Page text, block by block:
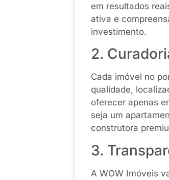
em resultados
ativa e
investimento.
2.
Cada imóvel no
qualidade,
oferecer apenas
seja um
construtora
3.
A WOW Imóveis